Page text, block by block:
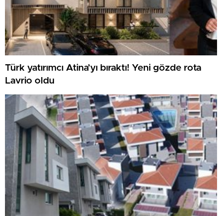
Türk yatırımcı Atina’yı bıraktı! Yeni gözde rota
Lavrio oldu